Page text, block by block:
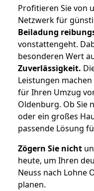
Profitieren Sie von
Netzwerk für
Beiladung
vonstattengeht.
besonderen Wert
Zuverlässigkeit.
Leistungen
für Ihren Umzug
Oldenburg. Ob Sie
oder ein großes
passende Lösung
Zögern Sie nicht
heute, um Ihren
Neuss nach Lohne
planen.